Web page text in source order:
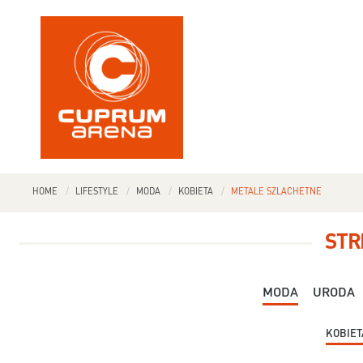
HOME LIFESTYLE MODA KOBIETA METALE SZLACHETNE
MODA URODA